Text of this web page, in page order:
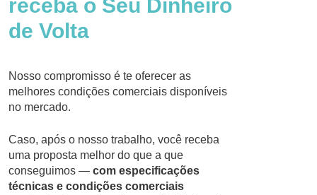
receba o Seu Dinheiro
de Volta
Nosso compromisso é te oferecer as
melhores condições comerciais disponíveis
no mercado.
Caso, após o nosso trabalho, você receba
uma proposta melhor do que a que
conseguimos — com especificações
técnicas e condições comerciais